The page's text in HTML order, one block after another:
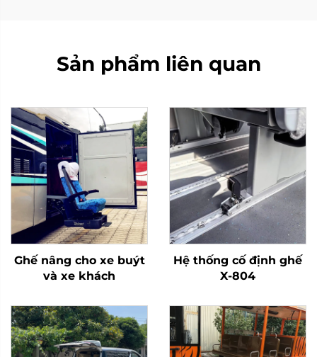
Sản phẩm liên quan
Ghế nâng cho xe buýt
và xe khách
Hệ thống cố định ghế
X-804